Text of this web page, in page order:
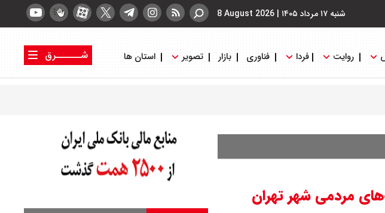
شنبه ۱۷ مرداد ۱۴۰۵ |
8 August 2026
روایت فردا فناوری بازار تصویر استان ها
شــــــرق
مردمی شهر تهران